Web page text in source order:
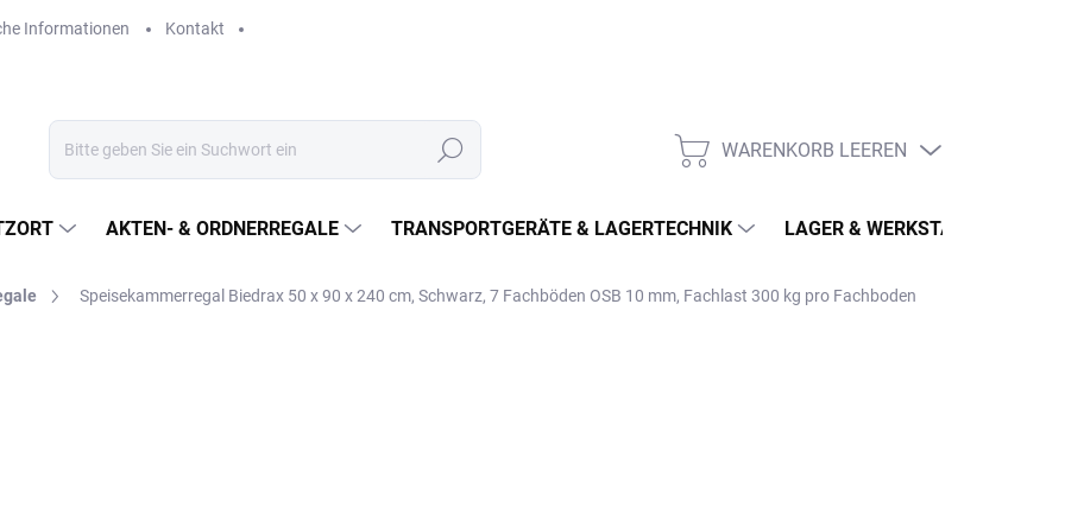
Informationen Kontakt
Suchen WARENKORB
WARENKORB LEEREN
AKTEN- & ORDNERREGALE TRANSPORTGERÄTE & LAGERTECHNIK LAGER & WERKSTATT
Speisekammerregal Biedrax 50 x 90 x 240 cm, Schwarz, 7 Fachböden OSB 10 mm, Fachlast 300 kg pro Fachboden